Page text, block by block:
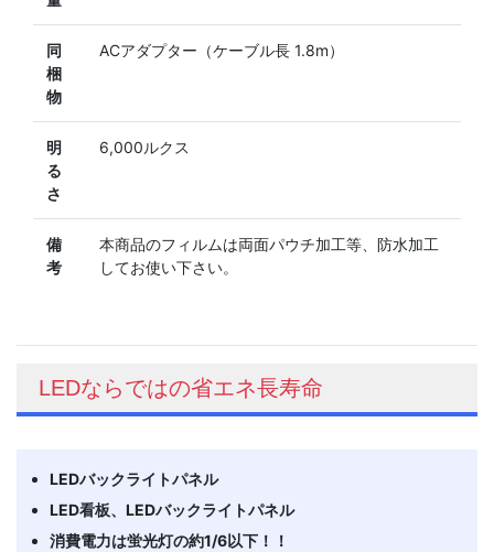
同
梱
物
ACアダプター（ケーブル長 1.8m）
明
る
さ
6,000ルクス
備
考
本商品のフィルムは両面パウチ加工等、防水加工
してお使い下さい。
LEDならではの省エネ長寿命
LEDバックライトパネル
LED看板、LEDバックライトパネル
消費電力は蛍光灯の約1/6以下！！